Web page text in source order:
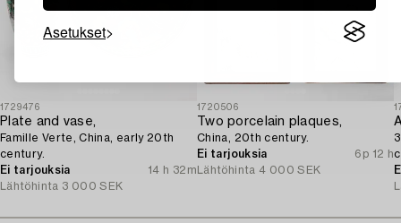
Asetukset
1729476
Plate and vase,
Famille Verte, China, early 20th
century.
Ei tarjouksia
14 h 32m
Lähtöhinta 3 000 SEK
1720506
Two porcelain plaques,
China, 20th century.
Ei tarjouksia
6p 12 h
Lähtöhinta 4 000 SEK